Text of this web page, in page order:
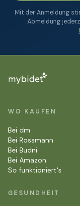
Mit der Anmeldung
Abmeldung
WO KAUFEN
Bei dm
Bei Rossmann
Bei Budni
Bei Amazon
So funktioniert's
GESUNDHEIT